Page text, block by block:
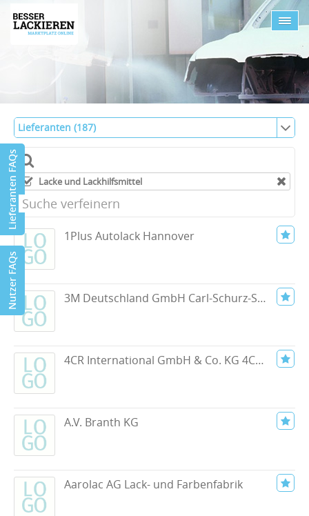
Lieferanten FAQs
Nutzer FAQs
Lieferanten (187)
Lieferanten (187)
Favoriten (0)
Lacke und Lackhilfsmittel
1Plus Autolack Hannover
3M Deutschland GmbH Carl-Schurz-Str. 1
4CR International GmbH & Co. KG 4CR Car Refinish
A.V. Branth KG
Aarolac AG Lack- und Farbenfabrik